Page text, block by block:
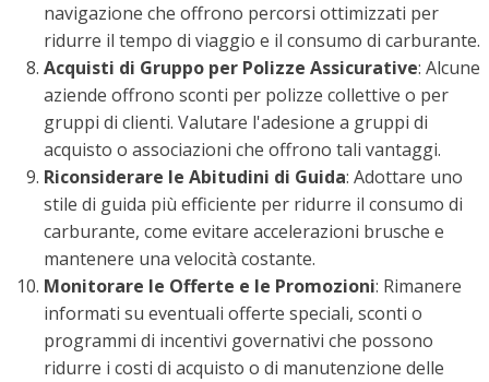
navigazione che offrono percorsi ottimizzati per
ridurre il tempo di viaggio e il consumo di carburante.
Acquisti di Gruppo per Polizze Assicurative: Alcune
aziende offrono sconti per polizze collettive o per
gruppi di clienti. Valutare l'adesione a gruppi di
acquisto o associazioni che offrono tali vantaggi.
Riconsiderare le Abitudini di Guida: Adottare uno
stile di guida più efficiente per ridurre il consumo di
carburante, come evitare accelerazioni brusche e
mantenere una velocità costante.
Monitorare le Offerte e le Promozioni: Rimanere
informati su eventuali offerte speciali, sconti o
programmi di incentivi governativi che possono
ridurre i costi di acquisto o di manutenzione delle